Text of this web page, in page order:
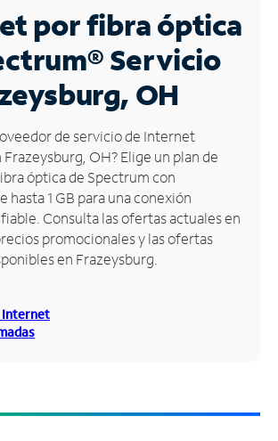
por fibra óptica
Servicio
OH
de servicio de Internet
OH? Elige un plan de
óptica de Spectrum con
hasta 1 GB para una conexión
Consulta las ofertas actuales en
promocionales y las ofertas
en Frazeysburg.
Internet